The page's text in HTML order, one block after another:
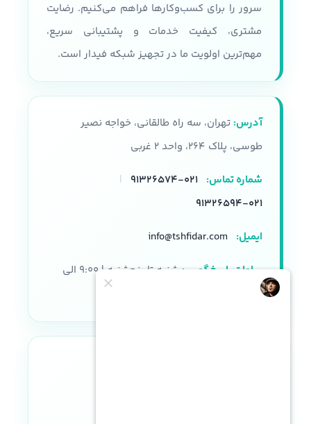
سرور را برای کسب‌وکارها فراهم می‌کنیم. رضایت
مشتری، کیفیت خدمات و پشتیبانی سریع،
مهم‌ترین اولویت ما در تجهیز شبکه فیدار است.
آدرس: تهران، سه راه طالقانی، خواجه نصیر
طوسی، پلاک ۲۶۴، واحد ۲ غربی
شماره تماس: ۰۲۱-۹۱۳۲۶۵۷۴
|
۰۲۱-۹۱۳۲۶۵۹۴
ایمیل: info@tshfidar.com
ساعات پاسخگویی:
شنبه تا پنجشنبه | ۹:۰۰ الی
۱۸:۰۰